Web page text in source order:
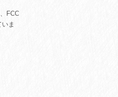
FCC
ま